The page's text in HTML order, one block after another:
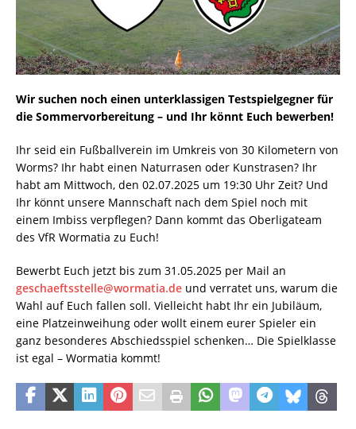
Wir suchen noch einen unterklassigen Testspielgegner für
die Sommervorbereitung – und Ihr könnt Euch bewerben!
Ihr seid ein Fußballverein im Umkreis von 30 Kilometern von
Worms? Ihr habt einen Naturrasen oder Kunstrasen? Ihr
habt am Mittwoch, den 02.07.2025 um 19:30 Uhr Zeit? Und
Ihr könnt unsere Mannschaft nach dem Spiel noch mit
einem Imbiss verpflegen? Dann kommt das Oberligateam
des VfR Wormatia zu Euch!
Bewerbt Euch jetzt bis zum 31.05.2025 per Mail an
geschaeftsstelle@wormatia.de und verratet uns, warum die
Wahl auf Euch fallen soll. Vielleicht habt Ihr ein Jubiläum,
eine Platzeinweihung oder wollt einem eurer Spieler ein
ganz besonderes Abschiedsspiel schenken… Die Spielklasse
ist egal – Wormatia kommt!